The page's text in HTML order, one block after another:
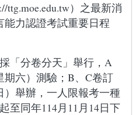
ttg.moe.edu.tw）之最新消
能力認證考試重要日程
「分卷分天」舉行，A
期六）測驗；B、C卷訂
）舉辦，一人限報考一種
至同年114月11月14日下